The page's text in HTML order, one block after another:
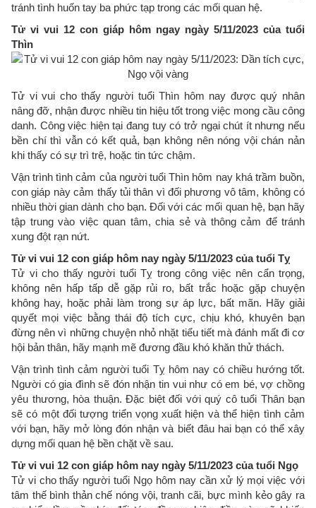
tránh tình huốn tay ba phức tạp trong các mối quan hệ.
Tử vi vui 12 con giáp hôm ngay ngày 5/11/2023 của tuổi
Thìn
Tử vi vui cho thấy người tuổi Thìn hôm nay được quý nhân
nâng đỡ, nhận được nhiều tin hiệu tốt trong việc mong cầu công
danh. Công việc hiện tại đang tuy có trở ngại chút ít nhưng nếu
bền chí thì vẫn có kết quả, bạn không nên nóng vội chán nản
khi thấy có sự trì trệ, hoặc tin tức chậm.
Vận trình tình cảm của người tuổi Thìn hôm nay khá trầm buồn,
con giáp này cảm thấy tủi thân vì đối phương vô tâm, không có
nhiều thời gian dành cho bạn. Đối với các mối quan hệ, bạn hãy
tập trung vào việc quan tâm, chia sẻ và thông cảm để tránh
xung đột rạn nứt.
Tử vi vui 12 con giáp hôm nay ngày 5/11/2023 của tuổi Tỵ
Tử vi cho thấy người tuổi Tỵ trong công việc nên cẩn trọng,
không nên hấp tấp dễ gặp rủi ro, bất trắc hoặc gặp chuyện
không hay, hoặc phải làm trong sự áp lực, bất mãn. Hãy giải
quyết mọi việc bằng thái độ tích cực, chịu khó, khuyên bạn
đừng nên vì những chuyện nhỏ nhặt tiểu tiết mà đánh mất đi cơ
hội bản thân, hãy mạnh mẽ đương đầu khó khăn thử thách.
Vận trình tình cảm người tuổi Tỵ hôm nay có chiều hướng tốt.
Người có gia đình sẽ đón nhận tin vui như có em bé, vợ chồng
yêu thương, hòa thuận. Đặc biệt đối với quý cô tuổi Thân bạn
sẽ có một đối tượng triển vọng xuất hiện và thể hiện tình cảm
với bạn, hãy mở lòng đón nhận và biết đâu hai bạn có thể xây
dựng mối quan hệ bền chặt về sau.
Tử vi vui 12 con giáp hôm nay ngày 5/11/2023 của tuổi Ngọ
Tử vi cho thấy người tuổi Ngọ hôm nay cần xử lý mọi việc với
tâm thế bình thản chế nóng vội, tranh cãi, bực mình kẻo gây ra